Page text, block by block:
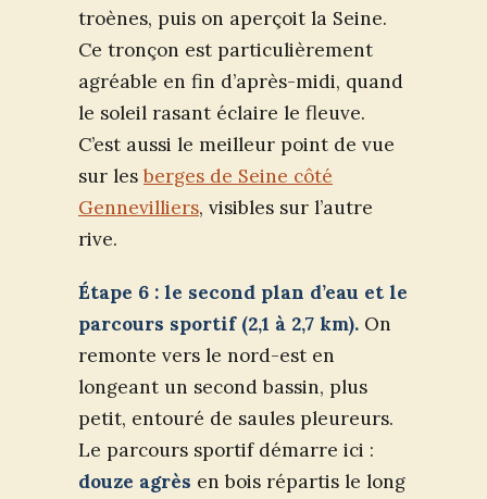
troènes, puis on aperçoit la Seine.
Ce tronçon est particulièrement
agréable en fin d’après-midi, quand
le soleil rasant éclaire le fleuve.
C’est aussi le meilleur point de vue
sur les berges de Seine côté
Gennevilliers, visibles sur l’autre
rive.
Étape 6 : le second plan d’eau et le
parcours sportif (2,1 à 2,7 km). On
remonte vers le nord-est en
longeant un second bassin, plus
petit, entouré de saules pleureurs.
Le parcours sportif démarre ici :
douze agrès en bois répartis le long